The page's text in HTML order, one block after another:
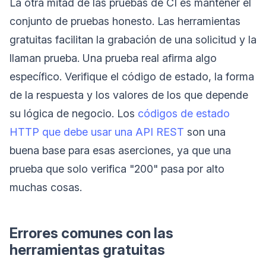
conjunto de pruebas honesto. Las herramientas
gratuitas facilitan la grabación de una solicitud y la
llaman prueba. Una prueba real afirma algo
específico. Verifique el código de estado, la forma
de la respuesta y los valores de los que depende
su lógica de negocio. Los códigos de estado
HTTP que debe usar una API REST son una
buena base para esas aserciones, ya que una
prueba que solo verifica "200" pasa por alto
muchas cosas.
Errores comunes con las
herramientas gratuitas